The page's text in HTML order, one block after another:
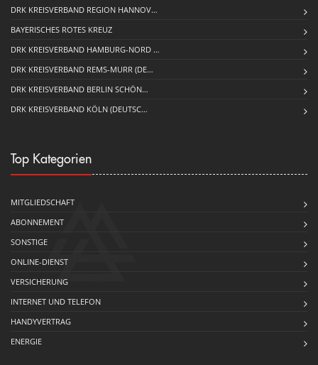
DRK KREISVERBAND REGION HANNOV…
BAYERISCHES ROTES KREUZ
DRK KREISVERBAND HAMBURG-NORD …
DRK KREISVERBAND REMS-MURR (DE…
DRK KREISVERBAND BERLIN SCHÖN…
DRK KREISVERBAND KÖLN (DEUTSC…
Top Kategorien
MITGLIEDSCHAFT
ABONNEMENT
SONSTIGE
ONLINE-DIENST
VERSICHERUNG
INTERNET UND TELEFON
HANDYVERTRAG
ENERGIE